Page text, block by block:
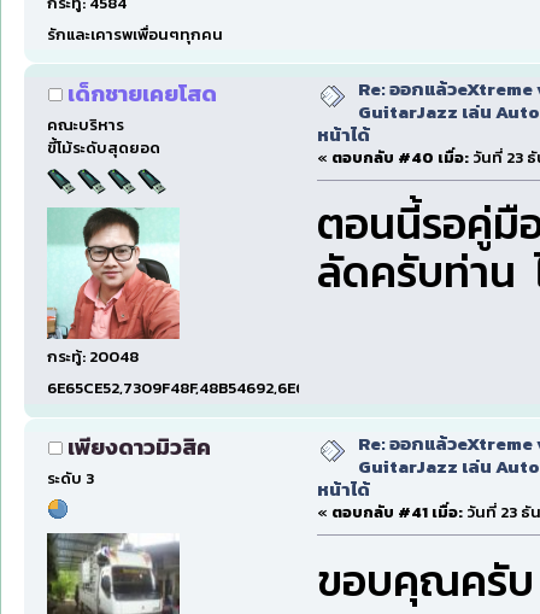
รักและเคารพเพื่อนๆทุกคน
เด็กชายเคยโสด
คณะบริหาร
ขี้โม้ระดับสุดยอด
กระทู้: 20048
6E65CE52,7309F48F,48B54692,6E674E74,1E001EF5
Re: ออกแล้ว
GuitarJazz เล่น
หน้าได้
« ตอบกลับ #40 เมื่อ: วันที่ 23
ตอนนี้รอคู่มื
ลัดครับท่าน
เพียงดาวมิวสิค
ระดับ 3
Re: ออกแล้ว
GuitarJazz เล่น
หน้าได้
« ตอบกลับ #41 เมื่อ: วันที่ 23 ธั
ขอบคุณครั